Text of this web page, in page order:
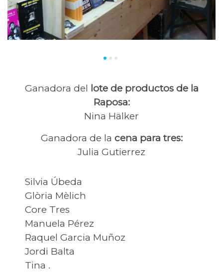
Ganadora del lote de productos de la
Raposa:
Nina Hälker
Ganadora de la cena para tres:
Julia Gutierrez
Silvia Úbeda
Glòria Mèlich
Core Tres
Manuela Pérez
Raquel Garcia Muñoz
Jordi Balta
Tina .